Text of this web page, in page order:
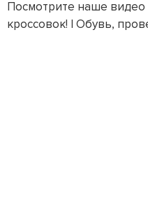
Посмотрите наше
кроссовок! | Обувь,